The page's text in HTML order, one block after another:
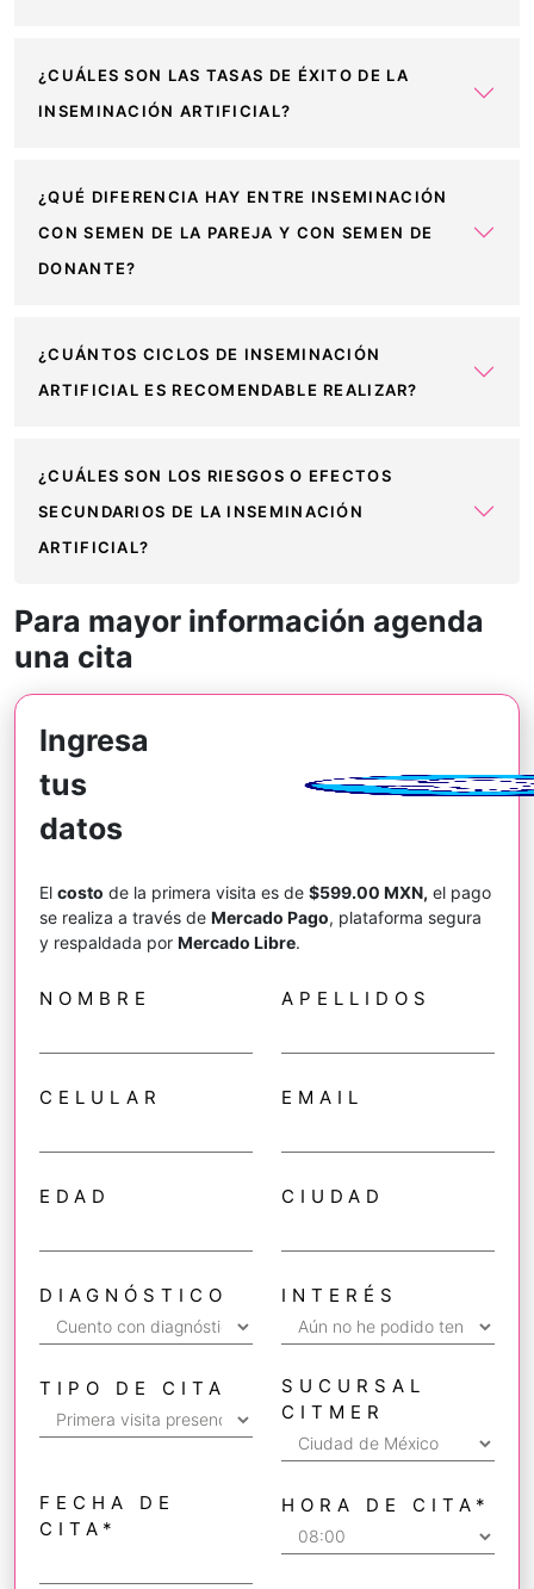
¿CUÁLES SON LAS TASAS DE ÉXITO DE LA
INSEMINACIÓN ARTIFICIAL?
¿QUÉ DIFERENCIA HAY ENTRE INSEMINACIÓN
CON SEMEN DE LA PAREJA Y CON SEMEN DE
DONANTE?
¿CUÁNTOS CICLOS DE INSEMINACIÓN
ARTIFICIAL ES RECOMENDABLE REALIZAR?
¿CUÁLES SON LOS RIESGOS O EFECTOS
SECUNDARIOS DE LA INSEMINACIÓN
ARTIFICIAL?
Para mayor información agenda
una cita
Ingresa
tus
datos
El costo de la primera visita es de $599.00 MXN, el pago
se realiza a través de Mercado Pago, plataforma segura
y respaldada por Mercado Libre.
NOMBRE APELLIDOS
CELULAR EMAIL
EDAD CIUDAD
DIAGNÓSTICO INTERÉS
TIPO DE CITA
SUCURSAL
CITMER
FECHA DE
CITA *
HORA DE CITA *